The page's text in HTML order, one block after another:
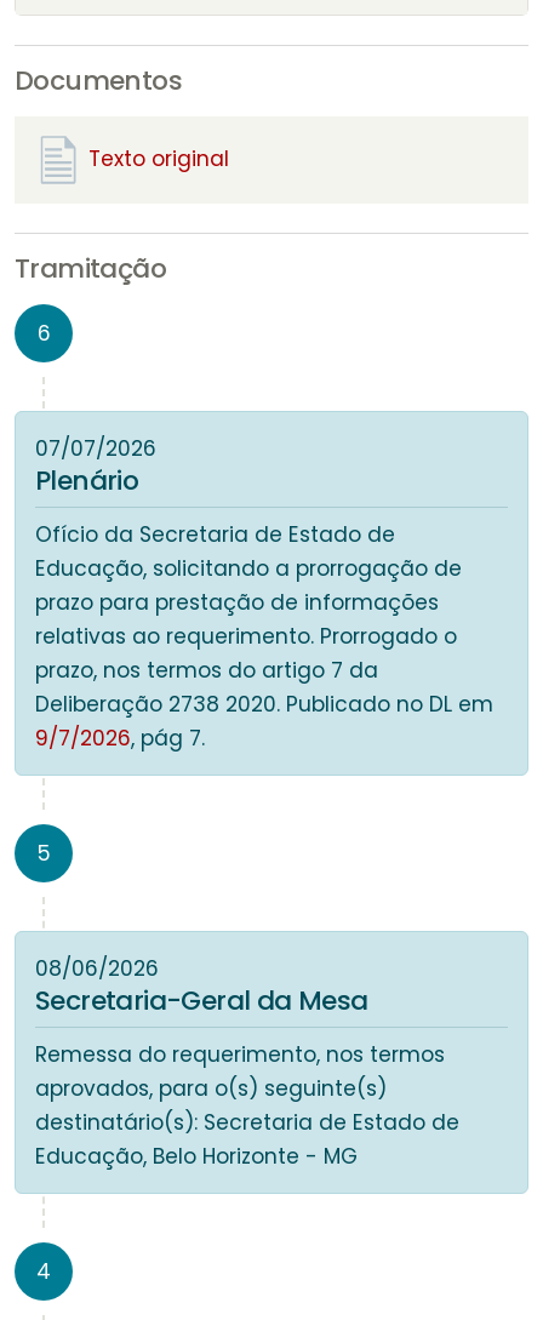
Documentos
Texto original
Tramitação
6
07/07/2026
Plenário
Ofício da Secretaria de Estado de
Educação, solicitando a prorrogação de
prazo para prestação de informações
relativas ao requerimento. Prorrogado o
prazo, nos termos do artigo 7 da
Deliberação 2738 2020. Publicado no DL em
9/7/2026, pág 7.
5
08/06/2026
Secretaria-Geral da Mesa
Remessa do requerimento, nos termos
aprovados, para o(s) seguinte(s)
destinatário(s): Secretaria de Estado de
Educação, Belo Horizonte - MG
4